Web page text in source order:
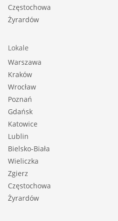
Częstochowa
Żyrardów
Lokale
Warszawa
Kraków
Wrocław
Poznań
Gdańsk
Katowice
Lublin
Bielsko-Biała
Wieliczka
Zgierz
Częstochowa
Żyrardów